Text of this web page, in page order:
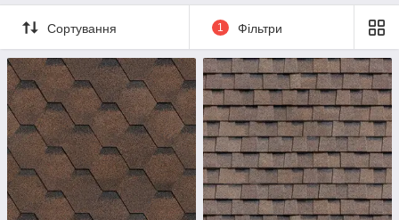
Сортування 1 Фільтри